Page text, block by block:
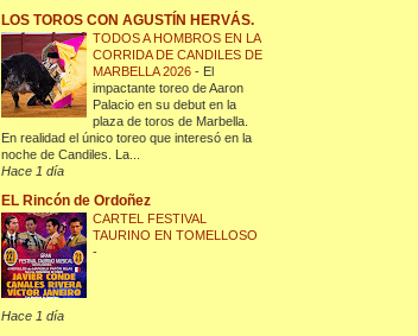
LOS TOROS CON AGUSTÍN HERVÁS.
TODOS A HOMBROS EN LA
CORRIDA DE CANDILES DE
MARBELLA 2026- El
impactante toreo de Aaron
Palacio en su debut en la
plaza de toros de Marbella.
En realidad el único toreo que interesó en la
noche de Candiles. La...
Hace 1 día
EL Rincón de Ordoñez
CARTEL FESTIVAL
TAURINO EN TOMELLOSO
-
Hace 1 día